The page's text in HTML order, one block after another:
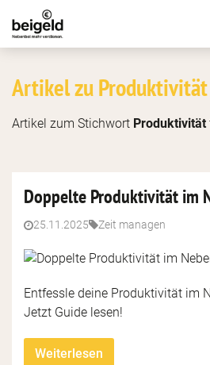
Artikel zu Produktivität
Artikel zum Stichwort Produktivität
Doppelte Produktivität im
25.11.2025 Zeit managen
Entfessle deine Produktivität im
Jetzt Guide lesen!
Weiterlesen